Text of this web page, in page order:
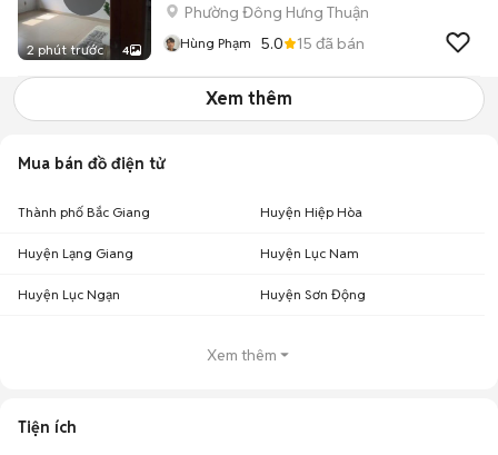
2 phút trước 4
Phường Đông Hưng Thuận
Hùng Phạm 5.0 15 đã bán
Xem thêm
Mua bán đồ điện tử
Thành phố Bắc Giang Huyện Hiệp Hòa
Huyện Lạng Giang Huyện Lục Nam
Huyện Lục Ngạn Huyện Sơn Động
Xem thêm
Tiện ích